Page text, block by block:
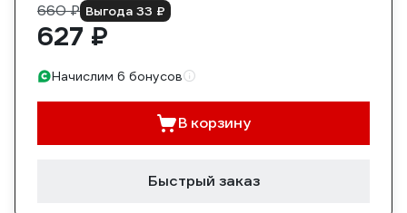
660 ₽ Выгода 33 ₽
627 ₽
Начислим 6 бонусов
В корзину
Быстрый заказ